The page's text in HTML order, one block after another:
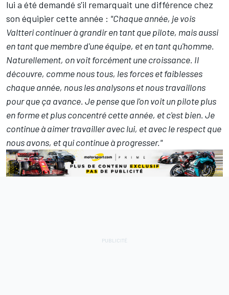
lui a été demandé s'il remarquait une différence chez
son équipier cette année : "Chaque année, je vois
Valtteri continuer à grandir en tant que pilote, mais aussi
en tant que membre d'une équipe, et en tant qu'homme.
Naturellement, on voit forcément une croissance. Il
découvre, comme nous tous, les forces et faiblesses
chaque année, nous les analysons et nous travaillons
pour que ça avance. Je pense que l'on voit un pilote plus
en forme et plus concentré cette année, et c'est bien. Je
continue à aimer travailler avec lui, et avec le respect que
nous avons, et qui continue à progresser."